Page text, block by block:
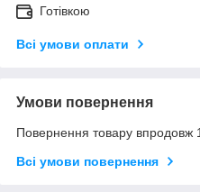
Готівкою
Всі умови оплати
Умови повернення
Повернення товару впродовж
Всі умови повернення